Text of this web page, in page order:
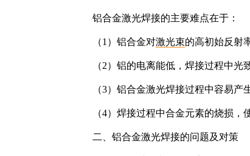
铝合金激光焊接的主要难点在于：
（1）铝合金对激光束的高初始反射
（2）铝的电离能低，焊接过程中光
（3）铝合金激光焊接过程中容易产
（4）焊接过程中合金元素的烧损，
二、铝合金激光焊接的问题及对策